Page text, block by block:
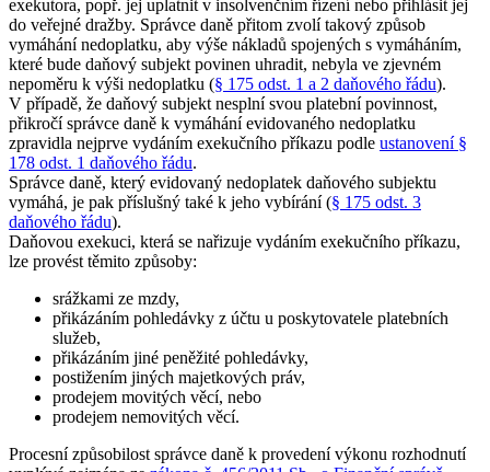
exekutora, popř. jej uplatnit v insolvenčním řízení nebo přihlásit jej
do veřejné dražby. Správce daně přitom zvolí takový způsob
vymáhání nedoplatku, aby výše nákladů spojených s vymáháním,
které bude daňový subjekt povinen uhradit, nebyla ve zjevném
nepoměru k výši nedoplatku (§ 175 odst. 1 a 2 daňového řádu).
V případě, že daňový subjekt nesplní svou platební povinnost,
přikročí správce daně k vymáhání evidovaného nedoplatku
zpravidla nejprve vydáním exekučního příkazu podle ustanovení §
178 odst. 1 daňového řádu.
Správce daně, který evidovaný nedoplatek daňového subjektu
vymáhá, je pak příslušný také k jeho vybírání (§ 175 odst. 3
daňového řádu).
Daňovou exekuci, která se nařizuje vydáním exekučního příkazu,
lze provést těmito způsoby:
srážkami ze mzdy,
přikázáním pohledávky z účtu u poskytovatele platebních
služeb,
přikázáním jiné peněžité pohledávky,
postižením jiných majetkových práv,
prodejem movitých věcí, nebo
prodejem nemovitých věcí.
Procesní způsobilost správce daně k provedení výkonu rozhodnutí